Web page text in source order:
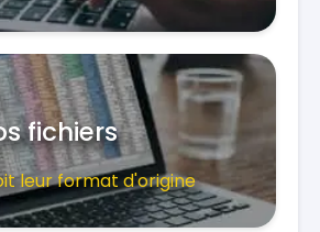
fichiers
leur format d'origine